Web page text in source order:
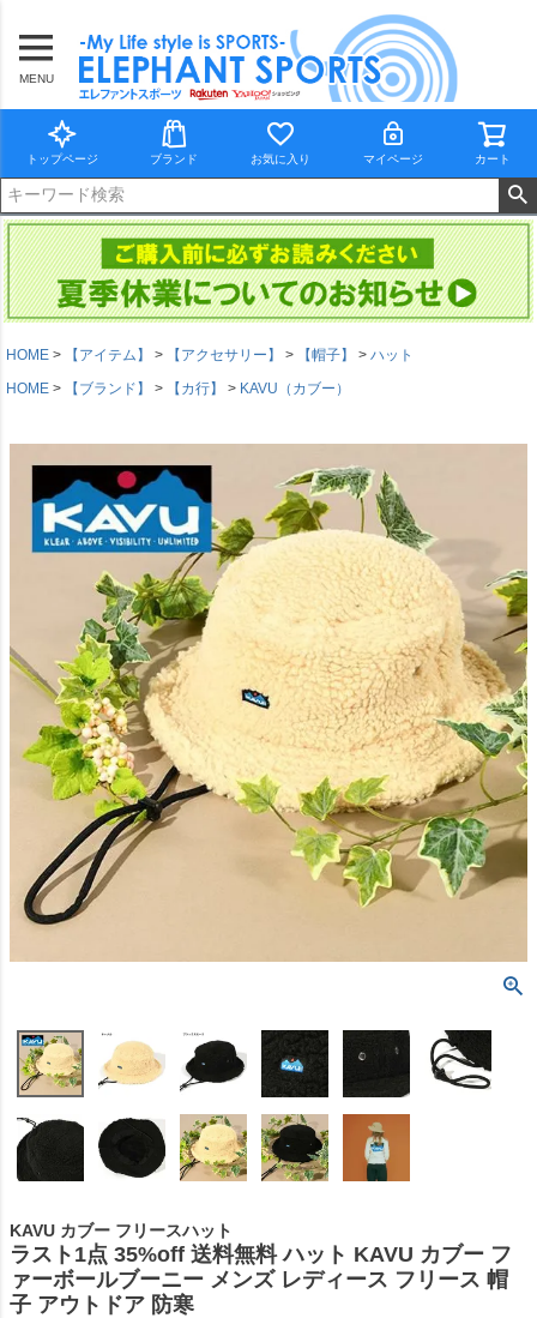
MENU
トップページ ブランド お気に入り マイページ カート
HOME 【アイテム】 【アクセサリー】 【帽子】
ハット
HOME
【ブランド】 【カ行】 KAVU（カブー）
KAVU カブー フリースハット
ラスト1点 35%off 送料無料 ハット KAVU カブー フ
ァーボールブーニー メンズ レディース フリース 帽
子 アウトドア 防寒